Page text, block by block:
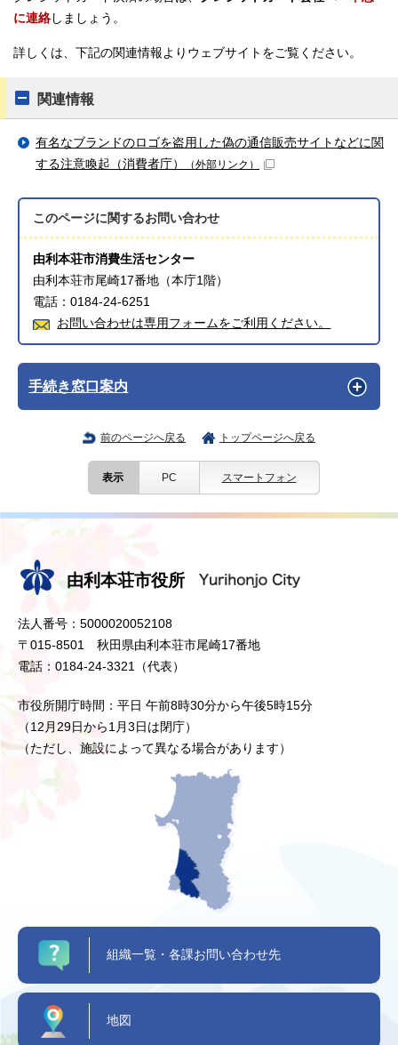
に連絡しましょう。
詳しくは、下記の関連情報よりウェブサイトをご覧ください。
関連情報
有名なブランドのロゴを盗用した偽の通信販売サイトなどに関
する注意喚起（消費者庁）
（外部リンク）
このページに関するお問い合わせ
由利本荘市消費生活センター
由利本荘市尾崎17番地（本庁1階）
電話：0184-24-6251
お問い合わせは専用フォームをご利用ください。
手続き窓口案内
前のページへ戻る トップページへ戻る
表示 PC スマートフォン
由利本荘市役所
法人番号：5000020052108
〒015-8501 秋田県由利本荘市尾崎17番地
電話：0184-24-3321（代表）
市役所開庁時間：平日 午前8時30分から午後5時15分
（12月29日から1月3日は閉庁）
（ただし、施設によって異なる場合があります）
組織一覧・各課お問い合わせ先
地図